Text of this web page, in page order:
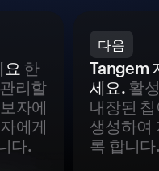
한
리할
자에
에게
다.
다음
Tangem
세요.활
내장된
생성하여
록 합니다.